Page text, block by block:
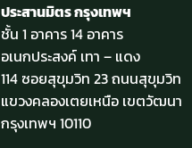
ประสานมิตร กรุงเทพฯ
ชั้น 1 อาคาร 14 อาคาร
อเนกประสงค์ เทา – แดง
114 ซอยสุขุมวิท 23 ถนนสุขุมวิท
แขวงคลองเตยเหนือ เขตวัฒนา
กรุงเทพฯ 10110